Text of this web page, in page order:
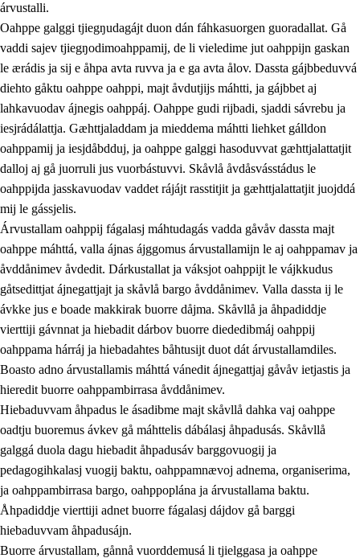
3.5 Profesjåvnåaktisasjvuohta ja skåvllååvddånibme
árvustalli.
Oahppe galggi tjiegŋudagájt duon dán fáhkasuorgen guoradallat. Gå
vaddi sajev tjiegŋodimoahppamij, de li vieledime jut oahppijn gaskan
le ærádis ja sij e åhpa avta ruvva ja e ga avta ålov. Dassta gájbbeduvvá
diehto gåktu oahppe oahppi, majt åvdutjijs máhtti, ja gájbbet aj
lahkavuodav ájnegis oahppáj. Oahppe gudi rijbadi, sjaddi sávrebu ja
iesjrádálattja. Gæhttjaladdam ja mieddema máhtti liehket gálldon
oahppamij ja iesjdåbdduj, ja oahppe galggi hasoduvvat gæhttjalattatjit
dalloj aj gå juorruli jus vuorbástuvvi. Skåvlå åvdåsvásstádus le
oahppijda jasskavuodav vaddet rájájt rasstitjit ja gæhttjalattatjit juojddá
mij le gássjelis.
Árvustallam oahppij fágalasj máhtudagás vadda gåvåv dassta majt
oahppe máhttá, valla ájnas ájggomus árvustallamijn le aj oahppamav ja
åvddånimev åvdedit. Dárkustallat ja váksjot oahppijt le vájkkudus
gåtsedittjat ájnegattjajt ja skåvlå bargo åvddånimev. Valla dassta ij le
ávkke jus e boade makkirak buorre dåjma. Skåvllå ja åhpadiddje
vierttiji gávnnat ja hiebadit dárbov buorre diededibmáj oahppij
oahppama hárráj ja hiebadahtes båhtusijt duot dát árvustallamdiles.
Boasto adno árvustallamis máhttá vánedit ájnegattjaj gåvåv ietjastis ja
hieredit buorre oahppambirrasa åvddånimev.
Hiebaduvvam åhpadus le ásadibme majt skåvllå dahka vaj oahppe
oadtju buoremus ávkev gå máhttelis dábálasj åhpadusás. Skåvllå
galggá duola dagu hiebadit åhpadusáv barggovuogij ja
pedagogihkalasj vuogij baktu, oahppamnævoj adnema, organiserima,
ja oahppambirrasa bargo, oahppoplána ja árvustallama baktu.
Åhpadiddje vierttiji adnet buorre fágalasj dájdov gå barggi
hiebaduvvam åhpadusájn.
Buorre árvustallam, gånnå vuorddemusá li tjielggasa ja oahppe